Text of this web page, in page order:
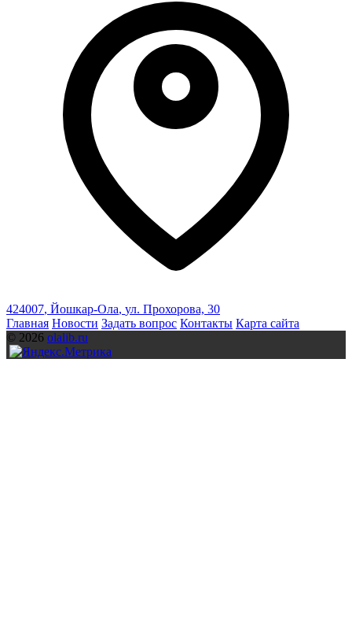
424007, Йошкар-Ола, ул. Прохорова, 30
Главная Новости Задать вопрос Контакты Карта сайта
© 2026 olalib.ru